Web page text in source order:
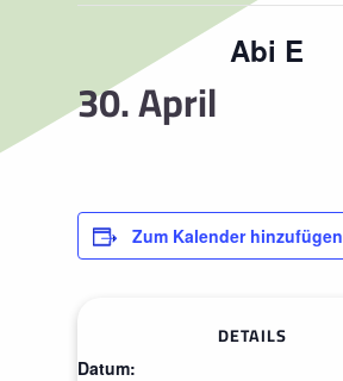
Abi E
30. April
Zum Kalender hinzufügen
DETAILS
Datum: